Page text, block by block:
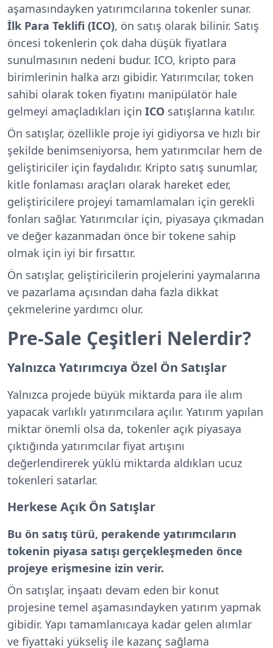
aşamasındayken yatırımcılarına tokenler sunar.
İlk Para Teklifi (ICO), ön satış olarak bilinir. Satış
öncesi tokenlerin çok daha düşük fiyatlara
sunulmasının nedeni budur. ICO, kripto para
birimlerinin halka arzı gibidir. Yatırımcılar, token
sahibi olarak token fiyatını manipülatör hale
gelmeyi amaçladıkları için ICO satışlarına katılır.
Ön satışlar, özellikle proje iyi gidiyorsa ve hızlı bir
şekilde benimseniyorsa, hem yatırımcılar hem de
geliştiriciler için faydalıdır. Kripto satış sunumlar,
kitle fonlaması araçları olarak hareket eder,
geliştiricilere projeyi tamamlamaları için gerekli
fonları sağlar. Yatırımcılar için, piyasaya çıkmadan
ve değer kazanmadan önce bir tokene sahip
olmak için iyi bir fırsattır.
Ön satışlar, geliştiricilerin projelerini yaymalarına
ve pazarlama açısından daha fazla dikkat
çekmelerine yardımcı olur.
Pre-Sale Çeşitleri Nelerdir?
Yalnızca Yatırımcıya Özel Ön Satışlar
Yalnızca projede büyük miktarda para ile alım
yapacak varlıklı yatırımcılara açılır. Yatırım yapılan
miktar önemli olsa da, tokenler açık piyasaya
çıktığında yatırımcılar fiyat artışını
değerlendirerek yüklü miktarda aldıkları ucuz
tokenleri satarlar.
Herkese Açık Ön Satışlar
Bu ön satış türü, perakende yatırımcıların
tokenin piyasa satışı gerçekleşmeden önce
projeye erişmesine izin verir.
Ön satışlar, inşaatı devam eden bir konut
projesine temel aşamasındayken yatırım yapmak
gibidir. Yapı tamamlanıcaya kadar gelen alımlar
ve fiyattaki yükseliş ile kazanç sağlama